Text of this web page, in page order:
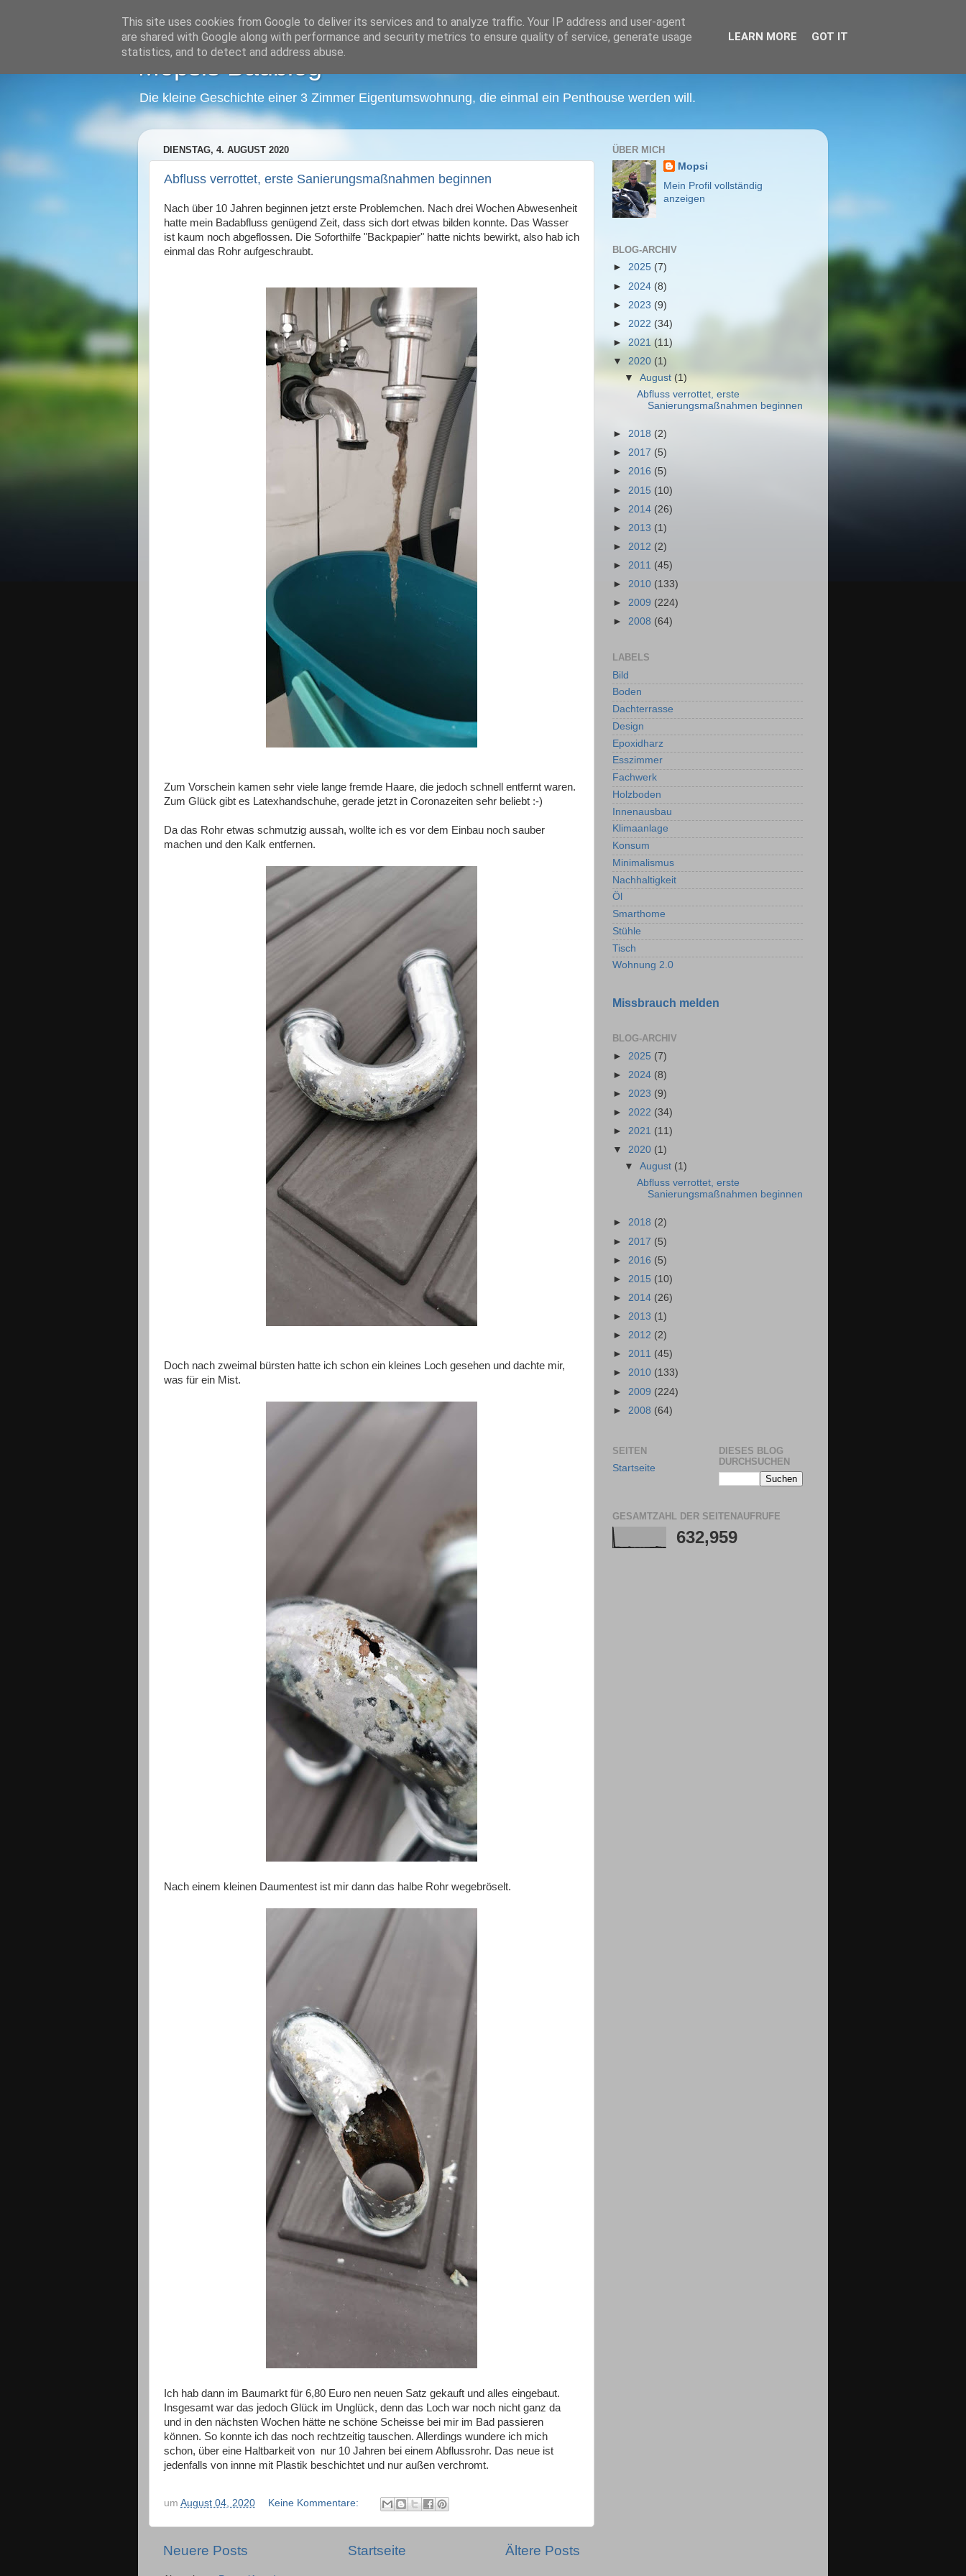
Mopsis Baublog
Die kleine Geschichte einer 3 Zimmer Eigentumswohnung, die einmal ein Penthouse werden will.
DIENSTAG, 4. AUGUST 2020
Abfluss verrottet, erste Sanierungsmaßnahmen beginnen
Nach über 10 Jahren beginnen jetzt erste Problemchen. Nach drei Wochen Abwesenheit
hatte mein Badabfluss genügend Zeit, dass sich dort etwas bilden konnte. Das Wasser
ist kaum noch abgeflossen. Die Soforthilfe "Backpapier" hatte nichts bewirkt, also hab ich
einmal das Rohr aufgeschraubt.
Zum Vorschein kamen sehr viele lange fremde Haare, die jedoch schnell entfernt waren.
Zum Glück gibt es Latexhandschuhe, gerade jetzt in Coronazeiten sehr beliebt :-)
Da das Rohr etwas schmutzig aussah, wollte ich es vor dem Einbau noch sauber
machen und den Kalk entfernen.
Doch nach zweimal bürsten hatte ich schon ein kleines Loch gesehen und dachte mir,
was für ein Mist.
Nach einem kleinen Daumentest ist mir dann das halbe Rohr wegebröselt.
Ich hab dann im Baumarkt für 6,80 Euro nen neuen Satz gekauft und alles eingebaut.
Insgesamt war das jedoch Glück im Unglück, denn das Loch war noch nicht ganz da
und in den nächsten Wochen hätte ne schöne Scheisse bei mir im Bad passieren
können. So konnte ich das noch rechtzeitig tauschen. Allerdings wundere ich mich
schon, über eine Haltbarkeit von nur 10 Jahren bei einem Abflussrohr. Das neue ist
jedenfalls von innne mit Plastik beschichtet und nur außen verchromt.
um August 04, 2020 Keine Kommentare:
Neuere Posts Ältere Posts
Startseite
ÜBER MICH
Mopsi
Mein Profil vollständig
anzeigen
BLOG-ARCHIV
► 2025 (7)
► 2024 (8)
► 2023 (9)
► 2022 (34)
► 2021 (11)
▼ 2020 (1)
▼August (1)
Abfluss verrottet, erste
Sanierungsmaßnahmen beginnen
► 2018 (2)
► 2017 (5)
► 2016 (5)
► 2015 (10)
► 2014 (26)
► 2013 (1)
► 2012 (2)
► 2011 (45)
► 2010 (133)
► 2009 (224)
► 2008 (64)
LABELS
Bild
Boden
Dachterrasse
Design
Epoxidharz
Esszimmer
Fachwerk
Holzboden
Innenausbau
Klimaanlage
Konsum
Minimalismus
Nachhaltigkeit
Öl
Smarthome
Stühle
Tisch
Wohnung 2.0
Missbrauch melden
BLOG-ARCHIV
► 2025 (7)
► 2024 (8)
► 2023 (9)
► 2022 (34)
► 2021 (11)
▼ 2020 (1)
▼August (1)
Abfluss verrottet, erste
Sanierungsmaßnahmen beginnen
► 2018 (2)
► 2017 (5)
► 2016 (5)
► 2015 (10)
► 2014 (26)
► 2013 (1)
► 2012 (2)
► 2011 (45)
► 2010 (133)
► 2009 (224)
► 2008 (64)
SEITEN
Startseite
DIESES BLOG
DURCHSUCHEN
GESAMTZAHL DER SEITENAUFRUFE
632,959
This site uses cookies from Google to deliver its services and to analyze traffic. Your IP address and user-agent
are shared with Google along with performance and security metrics to ensure quality of service, generate usage
statistics, and to detect and address abuse.
LEARN MORE GOT IT